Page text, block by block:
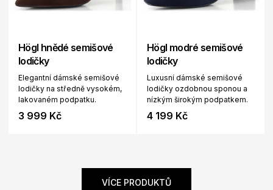
Högl hnědé semišové
lodičky
Elegantní dámské semišové
lodičky na středně vysokém,
lakovaném podpatku.
3 999 Kč
Högl modré semišové
lodičky
Luxusní dámské semišové
lodičky ozdobnou sponou a
nízkým širokým podpatkem.
4 199 Kč
VÍCE PRODUKTŮ